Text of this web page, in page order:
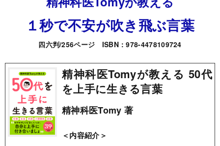
１秒で不安が吹き飛ぶ言葉
四六判/256ページ ISBN：978-4478109724
精神科医Tomyが教える 50代
を上手に生きる言葉
精神科医Tomy 著
＜内容紹介＞